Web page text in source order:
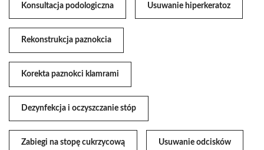
Konsultacja podologiczna Usuwanie hiperkeratoz
Rekonstrukcja paznokcia
Korekta paznokci klamrami
Dezynfekcja i oczyszczanie stóp
Zabiegi na stopę cukrzycową Usuwanie odcisków